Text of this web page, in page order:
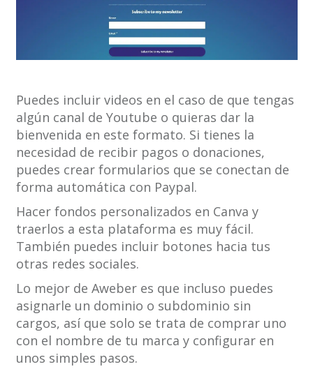
Puedes incluir videos en el caso de que tengas
algún canal de Youtube o quieras dar la
bienvenida en este formato. Si tienes la
necesidad de recibir pagos o donaciones,
puedes crear formularios que se conectan de
forma automática con Paypal.
Hacer fondos personalizados en Canva y
traerlos a esta plataforma es muy fácil.
También puedes incluir botones hacia tus
otras redes sociales.
Lo mejor de Aweber es que incluso puedes
asignarle un dominio o subdominio sin
cargos, así que solo se trata de comprar uno
con el nombre de tu marca y configurar en
unos simples pasos.